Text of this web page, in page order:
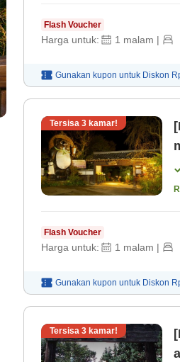
Flash Voucher
Harga untuk: 1 malam |
Gunakan kupon untuk Diskon
Tersisa 3 kamar!
Flash Voucher
Harga untuk: 1 malam |
Gunakan kupon untuk Diskon
Tersisa 3 kamar!